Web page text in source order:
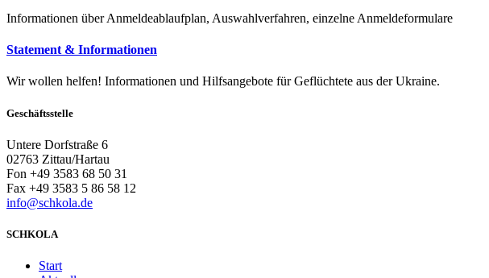
Informationen über Anmeldeablaufplan, Auswahlverfahren, einzelne Anmeldeformulare
Statement & Informationen
Wir wollen helfen! Informationen und Hilfsangebote für Geflüchtete aus der Ukraine.
Geschäftsstelle
Untere Dorfstraße 6
02763 Zittau/Hartau
Fon +49 3583 68 50 31
Fax +49 3583 5 86 58 12
info@schkola.de
SCHKOLA
Start